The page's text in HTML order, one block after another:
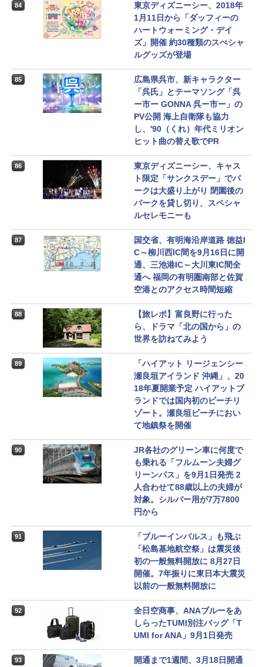
84
東京ディズニーシー、2018年
1月11日から「ダッフィーの
ハートウォーミング・デイ
ズ」開催 約30種類のスぺシャ
ルグッズが登場
85
広島県呉市、新キャラクター
「呉氏」とテーマソング「呉
ー市ー GONNA 呉ー市ー」の
PV公開 海上自衛隊も協力
し、'90（くれ）年代ミリオン
ヒット曲の替え歌でPR
86
東京ディズニーシー、キャス
ト限定「サンクスデー」でパ
ークは大盛り上がり 閉園後の
パークを貸し切り、スペシャ
ルセレモニーも
87
国交省、有明海沿岸道路 徳益I
C～柳川西IC間を9月16日に開
通、三池港IC～大川東IC間全
通へ 福岡の有明圏南部と佐賀
空港とのアクセス時間短縮
88
【旅レポ】富良野に行った
ら、ドラマ「北の国から」の
世界を訪ねてみよう
89
「ハイアット リージェンシー
瀬良垣アイランド 沖縄」、20
18年夏開業予定 ハイアットブ
ランドでは国内初のビーチリ
ゾート。瀬良垣ビーチにおい
て地鎮祭を開催
90
JR各社のグリーン車に何度で
も乗れる「フルムーン夫婦グ
リーンパス」を9月1日発売 2
人合わせて88歳以上の夫婦が
対象。シルバー用が7万7800
円から
91
「ブルーインパルス」も飛ぶ
「松島基地航空祭」は震災後
初の一般無料開放に 8月27日
開催。7年振りに東日本大震災
以前の一般無料開放に
92
全日空商事、ANAブルーをあ
しらったTUMI別注バッグ「T
UMI for ANA」9月1日発売
93
開通まで1週間、3月18日開通